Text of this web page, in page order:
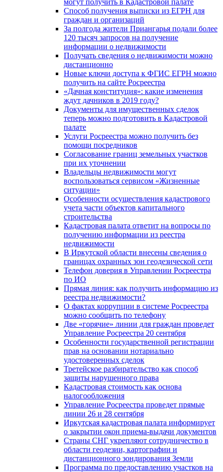
Способ получения выписки из ЕГРН для
граждан и организаций
За полгода жители Приангарья подали более
120 тысяч запросов на получение
информации о недвижимости
Получать сведения о недвижимости можно
дистанционно
Новые ключи доступа к ФГИС ЕГРН можно
получить на сайте Росреестра
«Дачная конституция»: какие изменения
ждут дачников в 2019 году?
Документы для имущественных сделок
теперь можно подготовить в Кадастровой
палате
Услуги Росреестра можно получить без
помощи посредников
Согласование границ земельных участков
при их уточнении
Владельцы недвижимости могут
воспользоваться сервисом «Жизненные
ситуации»
Особенности осуществления кадастрового
учета части объектов капитального
строительства
Кадастровая палата ответит на вопросы по
получению информации из реестра
недвижимости
В Иркутской области внесены сведения о
границах охранных зон геодезической сети
Телефон доверия в Управлении Росреестра
по ИО
Прямая линия: как получить информацию из
реестра недвижимости?
О фактах коррупции в системе Росреестра
можно сообщить по телефону
Две «горячие» линии для граждан проведет
Управление Росреестра 20 сентября
Особенности государственной регистрации
прав на основании нотариально
удостоверенных сделок
Третейское разбирательство как способ
защиты нарушенного права
Кадастровая стоимость как основа
налогообложения
Управление Росреестра проведет прямые
линии 26 и 28 сентября
Иркутская кадастровая палата информирует
о закрытии окон приема-выдачи документов
Страны СНГ укрепляют сотрудничество в
области геодезии, картографии и
дистанционного зондирования Земли
Программа по предоставлению участков на